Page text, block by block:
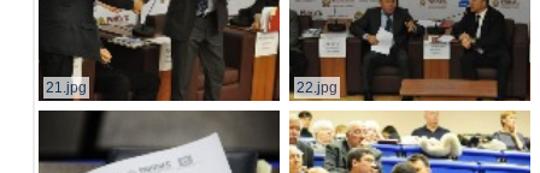
21.jpg 22.jpg